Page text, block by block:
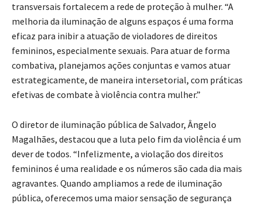
transversais fortalecem a rede de proteção à mulher. “A
melhoria da iluminação de alguns espaços é uma forma
eficaz para inibir a atuação de violadores de direitos
femininos, especialmente sexuais. Para atuar de forma
combativa, planejamos ações conjuntas e vamos atuar
estrategicamente, de maneira intersetorial, com práticas
efetivas de combate à violência contra mulher.”
O diretor de iluminação pública de Salvador, Ângelo
Magalhães, destacou que a luta pelo fim da violência é um
dever de todos. “Infelizmente, a violação dos direitos
femininos é uma realidade e os números são cada dia mais
agravantes. Quando ampliamos a rede de iluminação
pública, oferecemos uma maior sensação de segurança